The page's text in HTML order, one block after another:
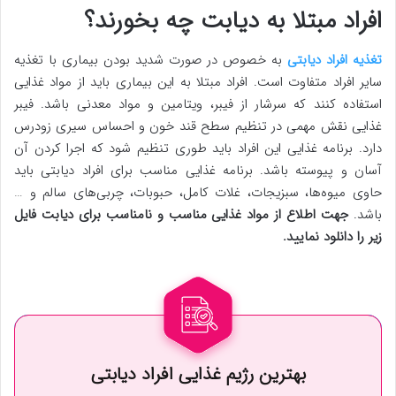
افراد مبتلا به دیابت چه بخورند؟
تغذیه افراد دیابتی به خصوص در صورت شدید بودن بیماری با تغذیه
سایر افراد متفاوت است. افراد مبتلا به این بیماری باید از مواد غذایی
استفاده کنند که سرشار از فیبر، ویتامین و مواد معدنی باشد. فیبر
غذایی نقش مهمی در تنظیم سطح قند خون و احساس سیری زودرس
دارد. برنامه غذایی این افراد باید طوری تنظیم شود که اجرا کردن آن
آسان و پیوسته باشد. برنامه غذایی مناسب برای افراد دیابتی باید
حاوی میوه‌ها، سبزیجات، غلات کامل، حبوبات، چربی‌های سالم و …
باشد.جهت اطلاع از مواد غذایی مناسب و نامناسب برای دیابت فایل
زیر را دانلود نمایید.
بهترین رژیم غذایی افراد دیابتی